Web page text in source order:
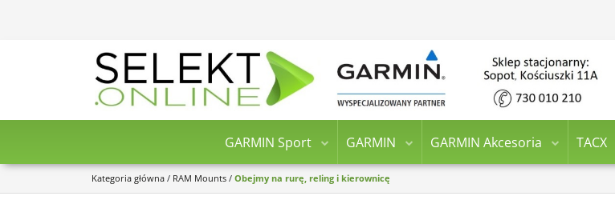
GARMIN Sport GARMIN GARMIN Akcesoria TACX
Kategoria główna / RAM Mounts / Obejmy na rurę, reling i kierownicę